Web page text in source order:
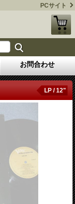
PCサイト
お問合わせ
LP / 12"